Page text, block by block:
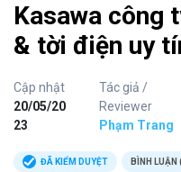
Kasawa công
& tời điện uy
Cập nhật
20/05/20
23
Tác giả /
Reviewer
Phạm Trang
ĐÃ KIỂM DUYỆT BÌNH LUẬN